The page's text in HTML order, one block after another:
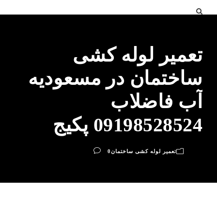
تعمیر لوله کشی
ساختمان در مسعودیه
آب فاضلاب
09198528524 پکیج
تعمیر لوله کشی ساختمان0